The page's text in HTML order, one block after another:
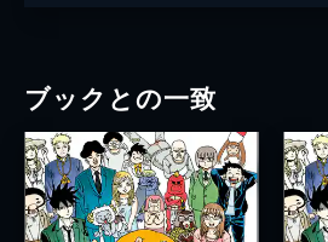
ブックとの一致